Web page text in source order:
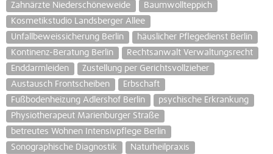
Zahnärzte Niederschöneweide
Baumwollteppich
Kosmetikstudio Landsberger Allee
Unfallbeweissicherung Berlin
häuslicher Pflegedienst Berlin
Kontinenz-Beratung Berlin
Rechtsanwalt Verwaltungsrecht
Enddarmleiden
Zustellung per Gerichtsvollzieher
Austausch Frontscheiben
Erbschaft
Fußbodenheizung Adlershof Berlin
psychische Erkrankung
Physiotherapeut Marienburger Straße
betreutes Wohnen Intensivpflege Berlin
Sonographische Diagnostik
Naturheilpraxis